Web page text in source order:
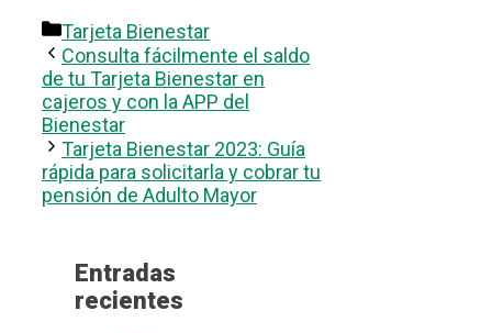
Categorías
Tarjeta Bienestar
Consulta fácilmente el saldo
de tu Tarjeta Bienestar en
cajeros y con la APP del
Bienestar
Tarjeta Bienestar 2023: Guía
rápida para solicitarla y cobrar tu
pensión de Adulto Mayor
Entradas
recientes